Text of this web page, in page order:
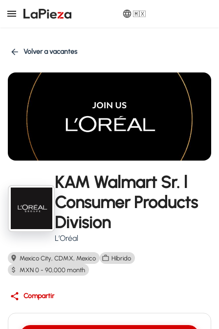
🇲🇽
Volver a vacantes
KAM Walmart Sr. l
Consumer Products
Division
L’Oréal
Mexico City, CDMX, Mexico
Híbrido
MXN 0 - 90,000 month
Compartir